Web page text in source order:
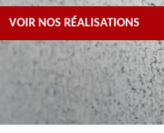
VOIR NOS RÉALISATIONS